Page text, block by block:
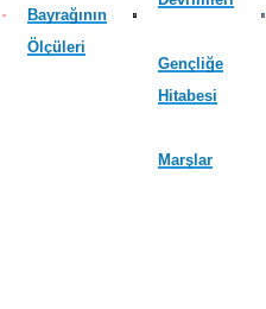
Bayrağının
Ölçüleri
Gençliğe
Hitabesi
Marşlar